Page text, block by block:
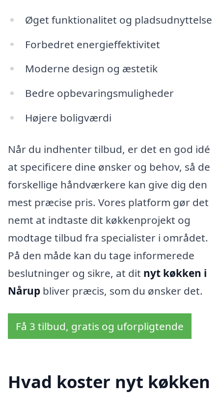
Øget funktionalitet og pladsudnyttelse
Forbedret energieffektivitet
Moderne design og æstetik
Bedre opbevaringsmuligheder
Højere boligværdi
Når du indhenter tilbud, er det en god idé
at specificere dine ønsker og behov, så de
forskellige håndværkere kan give dig den
mest præcise pris. Vores platform gør det
nemt at indtaste dit køkkenprojekt og
modtage tilbud fra specialister i området.
På den måde kan du tage informerede
beslutninger og sikre, at dit nyt køkken i
Nårup bliver præcis, som du ønsker det.
Få 3 tilbud, gratis og uforpligtende
Hvad koster nyt køkken